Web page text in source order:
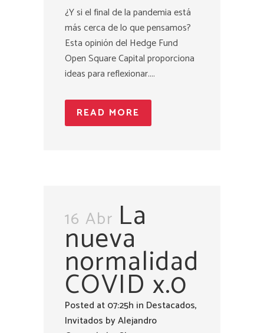
¿Y si el final de la pandemia está
más cerca de lo que pensamos?
Esta opinión del Hedge Fund
Open Square Capital proporciona
ideas para reflexionar....
READ MORE
16 Abr La
nueva
normalidad
COVID x.0
Posted at 07:25h in Destacados,
Invitados byAlejandro